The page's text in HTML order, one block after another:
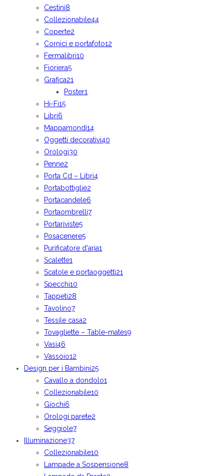
Cestini8
Collezionabile44
Coperte2
Cornici e portafoto12
Fermalibri10
Fioriera5
Grafica21
Poster1
Hi-Fi15
Libri6
Mappamondi14
Oggetti decorativi40
Orologi30
Penne2
Porta Cd – Libri4
Portabottiglie2
Portacandele6
Portaombrelli7
Portariviste5
Posacenere5
Purificatore d'aria1
Scalette1
Scatole e portaoggetti21
Specchi10
Tappeti28
Tavolino7
Tessile casa2
Tovagliette – Table-mates9
Vasi46
Vassoio12
Design per i Bambini25
Cavallo a dondolo1
Collezionabile10
Giochi6
Orologi parete2
Seggiole7
Illuminazione37
Collezionabile10
Lampade a Sospensione8